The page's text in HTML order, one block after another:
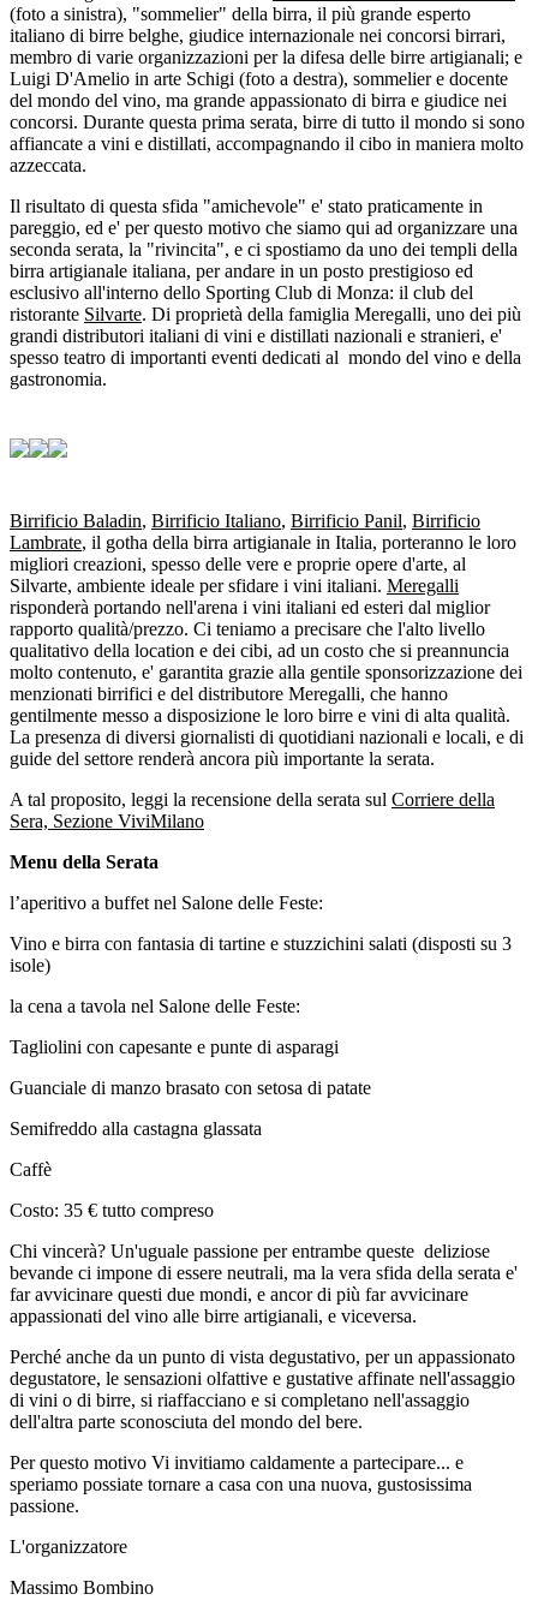
(foto a sinistra), "sommelier" della birra, il più grande esperto
italiano di birre belghe, giudice internazionale nei concorsi birrari,
membro di varie organizzazioni per la difesa delle birre artigianali; e
Luigi D'Amelio in arte Schigi (foto a destra), sommelier e docente
del mondo del vino, ma grande appassionato di birra e giudice nei
concorsi. Durante questa prima serata, birre di tutto il mondo si sono
affiancate a vini e distillati, accompagnando il cibo in maniera molto
azzeccata.
Il risultato di questa sfida "amichevole" e' stato praticamente in
pareggio, ed e' per questo motivo che siamo qui ad organizzare una
seconda serata, la "rivincita", e ci spostiamo da uno dei templi della
birra artigianale italiana, per andare in un posto prestigioso ed
esclusivo all'interno dello Sporting Club di Monza: il club del
ristorante Silvarte. Di proprietà della famiglia Meregalli, uno dei più
grandi distributori italiani di vini e distillati nazionali e stranieri, e'
spesso teatro di importanti eventi dedicati al mondo del vino e della
gastronomia.
Birrificio Baladin, Birrificio Italiano, Birrificio Panil, Birrificio
Lambrate, il gotha della birra artigianale in Italia, porteranno le loro
migliori creazioni, spesso delle vere e proprie opere d'arte, al
Silvarte, ambiente ideale per sfidare i vini italiani. Meregalli
risponderà portando nell'arena i vini italiani ed esteri dal miglior
rapporto qualità/prezzo. Ci teniamo a precisare che l'alto livello
qualitativo della location e dei cibi, ad un costo che si preannuncia
molto contenuto, e' garantita grazie alla gentile sponsorizzazione dei
menzionati birrifici e del distributore Meregalli, che hanno
gentilmente messo a disposizione le loro birre e vini di alta qualità.
La presenza di diversi giornalisti di quotidiani nazionali e locali, e di
guide del settore renderà ancora più importante la serata.
A tal proposito, leggi la recensione della serata sul Corriere della
Sera, Sezione ViviMilano
Menu della Serata
l’aperitivo a buffet nel Salone delle Feste:
Vino e birra con fantasia di tartine e stuzzichini salati (disposti su 3
isole)
la cena a tavola nel Salone delle Feste:
Tagliolini con capesante e punte di asparagi
Guanciale di manzo brasato con setosa di patate
Semifreddo alla castagna glassata
Caffè
Costo: 35 € tutto compreso
Chi vincerà? Un'uguale passione per entrambe queste deliziose
bevande ci impone di essere neutrali, ma la vera sfida della serata e'
far avvicinare questi due mondi, e ancor di più far avvicinare
appassionati del vino alle birre artigianali, e viceversa.
Perché anche da un punto di vista degustativo, per un appassionato
degustatore, le sensazioni olfattive e gustative affinate nell'assaggio
di vini o di birre, si riaffacciano e si completano nell'assaggio
dell'altra parte sconosciuta del mondo del bere.
Per questo motivo Vi invitiamo caldamente a partecipare... e
speriamo possiate tornare a casa con una nuova, gustosissima
passione.
L'organizzatore
Massimo Bombino